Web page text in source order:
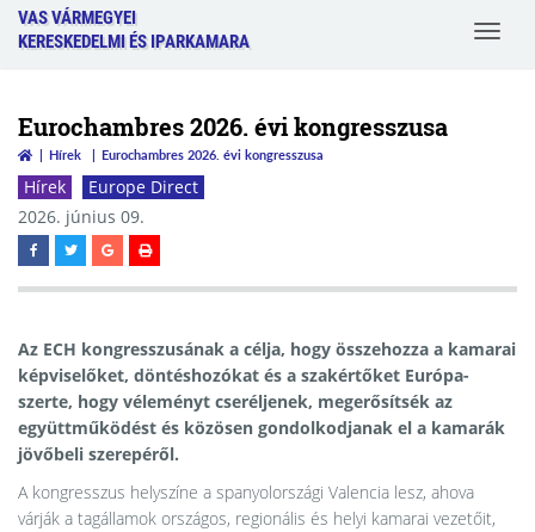
VAS VÁRMEGYEI
KERESKEDELMI ÉS IPARKAMARA
Toggle
Eurochambres 2026. évi kongresszusa
Hírek Eurochambres 2026. évi kongresszusa
Hírek
Europe Direct
2026. június 09.
Az ECH kongresszusának a célja, hogy összehozza a kamarai
képviselőket, döntéshozókat és a szakértőket Európa-
szerte, hogy véleményt cseréljenek, megerősítsék az
együttműködést és közösen gondolkodjanak el a kamarák
jövőbeli szerepéről.
A kongresszus helyszíne a spanyolországi Valencia lesz, ahova
várják a tagállamok országos, regionális és helyi kamarai vezetőit,